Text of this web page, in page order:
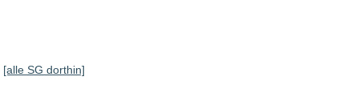
[alle SG dorthin]